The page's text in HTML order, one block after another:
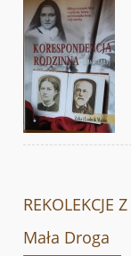
REKOLEKCJE
Mała Droga